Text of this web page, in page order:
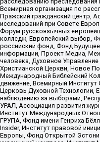
Всемирная организация по
Пражский гражданский центр,
исследований при Совете
Форум русскоязычных
колледж, Европейский выбор,
российский фонд, Фонд
информации, Проект Медиа,
человека, Духовное
Христианской Церкви, Новое
Международный Библейский
движение, Всемирный Институт
Церковь Духовной Технологии,
наблюдению за выборами,
УРАЛ, Ассоциация развития
Институт Международных
ГРУПА, Фонд имени Генриха
Insider, Институт правовой
Европы, Фонд Открытой